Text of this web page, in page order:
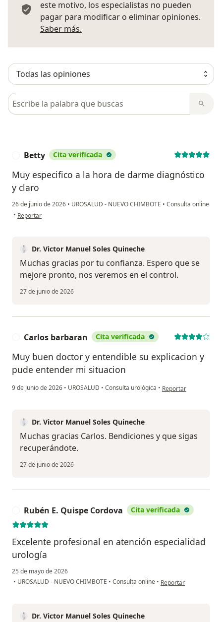
este motivo, los especialistas no pueden
pagar para modificar o eliminar opiniones.
Saber más.
Busca en opiniones
Betty Cita verificada
Muy especifico a la hora de darme diagnóstico
y claro
26 de junio de 2026 • UROSALUD - NUEVO CHIMBOTE • Consulta online
• en opinión del usuario Betty
Reportar
Dr. Victor Manuel Soles Quineche
Muchas gracias por tu confianza. Espero que se
mejore pronto, nos veremos en el control.
27 de junio de 2026
Carlos barbaran Cita verificada
Muy buen doctor y entendible su explicacion y
pude entender mi situacion
9 de junio de 2026 • UROSALUD • Consulta urológica • en opinión del
Reportar
Dr. Victor Manuel Soles Quineche
Muchas gracias Carlos. Bendiciones y que sigas
recuperándote.
27 de junio de 2026
Rubén E. Quispe Cordova Cita verificada
Excelente profesional en atención especialidad
urología
25 de mayo de 2026
• UROSALUD - NUEVO CHIMBOTE • Consulta online • en opinión del
Reportar
Dr. Victor Manuel Soles Quineche